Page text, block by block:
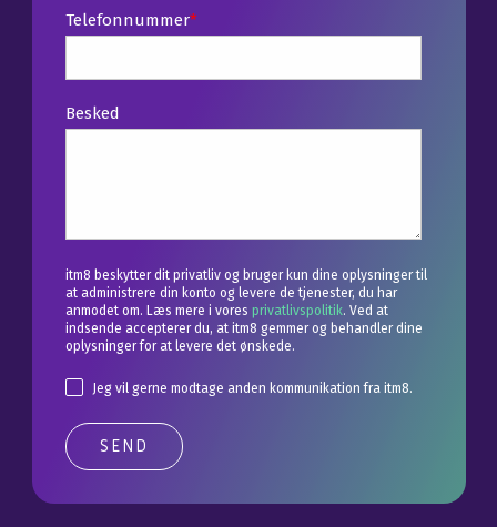
Telefonnummer*
Besked
itm8 beskytter dit privatliv og bruger kun dine oplysninger til
at administrere din konto og levere de tjenester, du har
anmodet om. Læs mere i vores privatlivspolitik. Ved at
indsende accepterer du, at itm8 gemmer og behandler dine
oplysninger for at levere det ønskede.
Jeg vil gerne modtage anden kommunikation fra itm8.